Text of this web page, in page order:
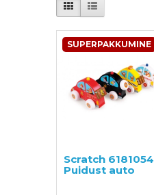
SUPERPAKKUMINE
Scratch 6181054
Puidust auto